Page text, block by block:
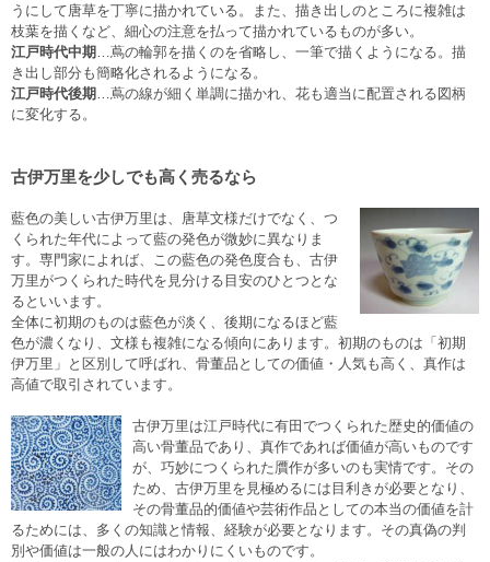
うにして唐草を丁寧に描かれている。また、描き出しのところに複雑は
枝葉を描くなど、細心の注意を払って描かれているものが多い。
江戸時代中期 …蔦の輪郭を描くのを省略し、一筆で描くようになる。描
き出し部分も簡略化されるようになる。
江戸時代後期 …蔦の線が細く単調に描かれ、花も適当に配置される図柄
に変化する。
古伊万里を少しでも高く売るなら
藍色の美しい古伊万里は、唐草文様だけでなく、つ
くられた年代によって藍の発色が微妙に異なりま
す。専門家によれば、この藍色の発色度合も、古伊
万里がつくられた時代を見分ける目安のひとつとな
るといいます。
全体に初期のものは藍色が淡く、後期になるほど藍
色が濃くなり、文様も複雑になる傾向にあります。初期のものは「初期
伊万里」と区別して呼ばれ、骨董品としての価値・人気も高く、真作は
高値で取引されています。
古伊万里は江戸時代に有田でつくられた歴史的価値の
高い骨董品であり、真作であれば価値が高いものです
が、巧妙につくられた贋作が多いのも実情です。その
ため、古伊万里を見極めるには目利きが必要となり、
その骨董品的価値や芸術作品としての本当の価値を計
るためには、多くの知識と情報、経験が必要となります。その真偽の判
別や価値は一般の人にはわかりにくいものです。